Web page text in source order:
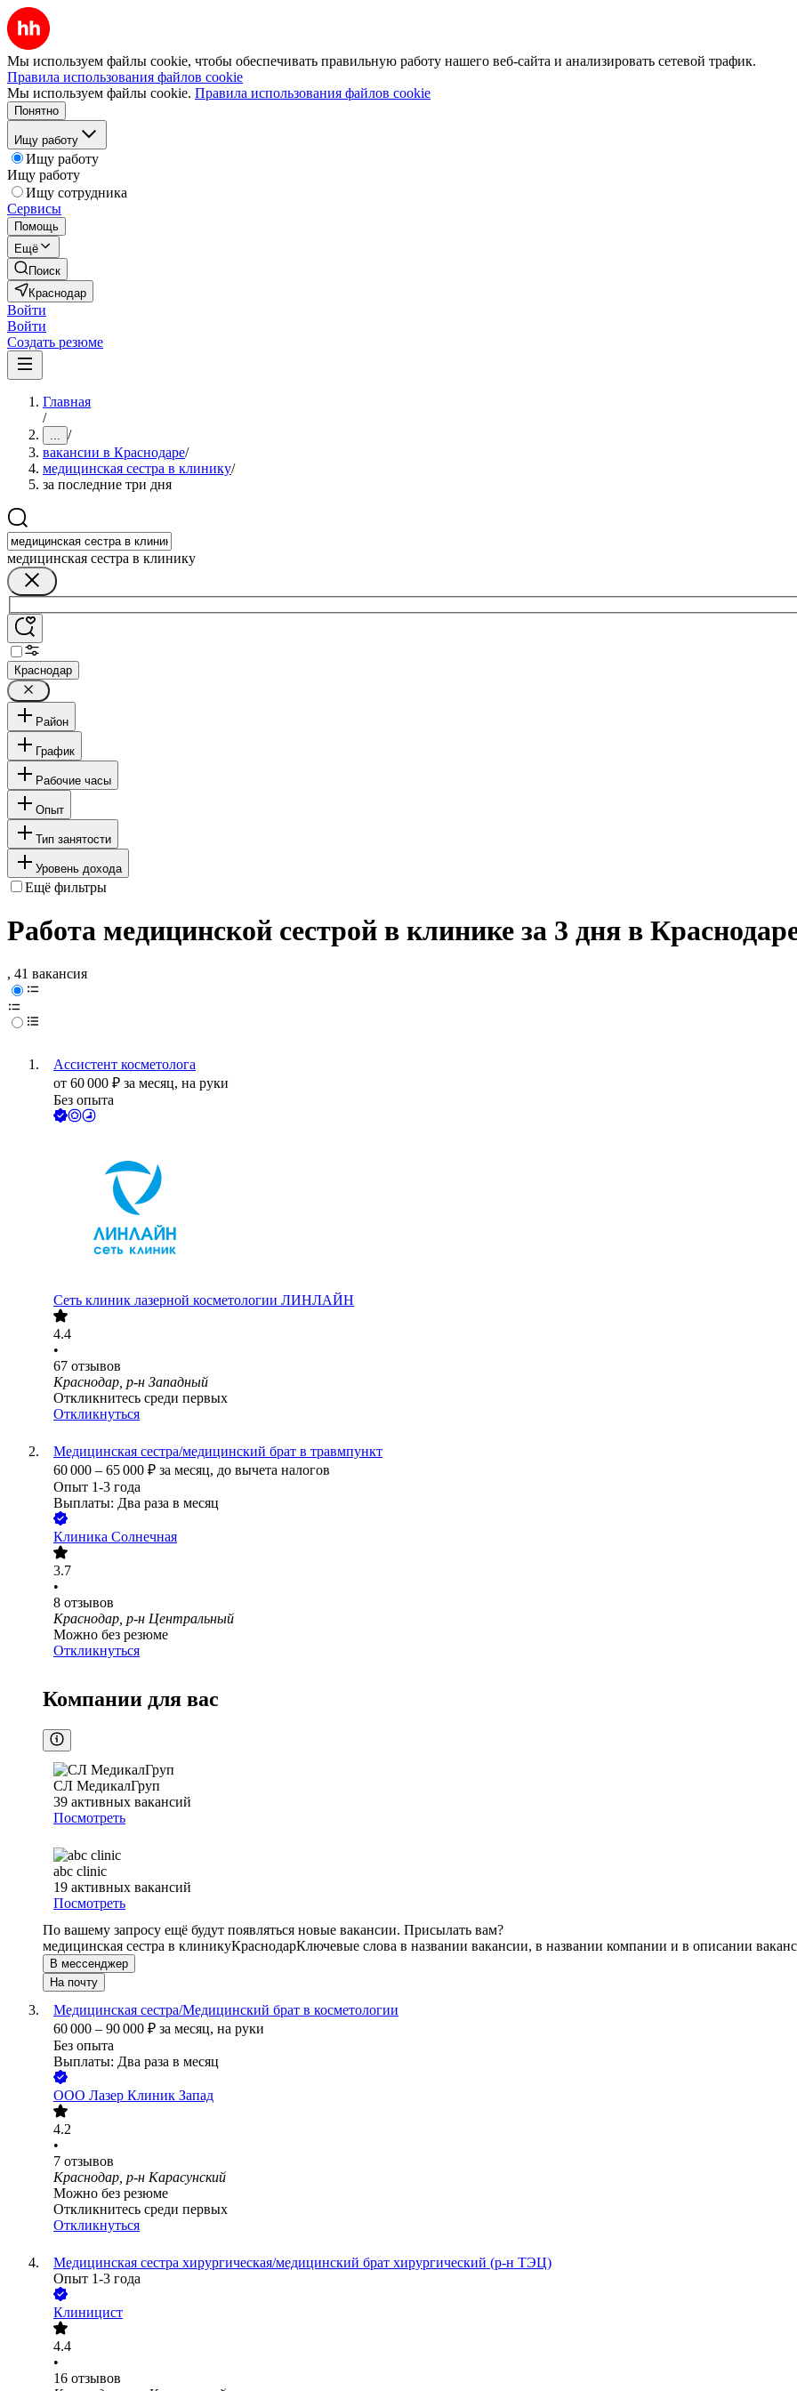
Мы используем файлы cookie, чтобы обеспечивать правильную работу нашего веб-сайта и анализировать сетевой трафик.
Правила использования файлов cookie
Мы используем файлы cookie. Правила использования файлов cookie
Понятно
Ищу работу
Ищу работу
Ищу работу
Ищу сотрудника
Сервисы
Помощь
Ещё
Поиск
Краснодар
Войти
Войти
Создать резюме
Главная
/
... /
вакансии в Краснодаре/
медицинская сестра в клинику/
за последние три дня
медицинская сестра в клинику
Краснодар
Район
График
Рабочие часы
Опыт
Тип занятости
Уровень дохода
Ещё фильтры
Работа медицинской сестрой в клинике за 3 дня в
, 41 вакансия
Ассистент косметолога
от 60 000 ₽ за месяц, на руки
Без опыта
Сеть клиник лазерной косметологии ЛИНЛАЙН
4.4
•
67 отзывов
Краснодар, р-н Западный
Откликнитесь среди первых
Откликнуться
Медицинская сестра/медицинский брат в травмпункт
60 000 – 65 000 ₽ за месяц, до вычета налогов
Опыт 1-3 года
Выплаты: Два раза в месяц
Клиника Солнечная
3.7
•
8 отзывов
Краснодар, р-н Центральный
Можно без резюме
Откликнуться
Компании для вас
СЛ МедикалГруп
39 активных вакансий
Посмотреть
abc clinic
19 активных вакансий
Посмотреть
По вашему запросу ещё будут появляться новые вакансии. Присылать вам?
медицинская сестра в клиникуКраснодарКлючевые слова в названии вакансии, в названии компании и в описании
В мессенджер
На почту
Медицинская сестра/Медицинский брат в косметологии
60 000 – 90 000 ₽ за месяц, на руки
Без опыта
Выплаты: Два раза в месяц
ООО Лазер Клиник Запад
4.2
•
7 отзывов
Краснодар, р-н Карасунский
Можно без резюме
Откликнитесь среди первых
Откликнуться
Медицинская сестра хирургическая/медицинский брат хирургический (р-н ТЭЦ)
Опыт 1-3 года
Клиницист
4.4
•
16 отзывов